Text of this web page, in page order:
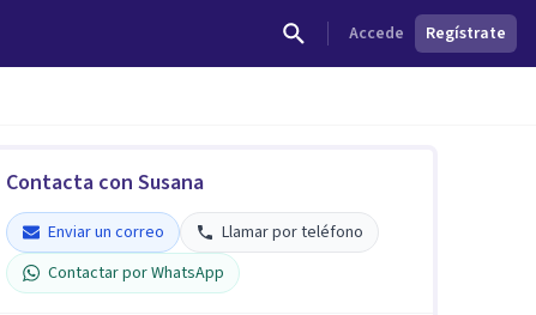
Accede Regístrate
Contacta con Susana
Enviar un correo
Llamar por teléfono
Contactar por WhatsApp